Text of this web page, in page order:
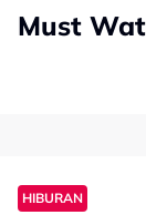
Must
HIBURAN